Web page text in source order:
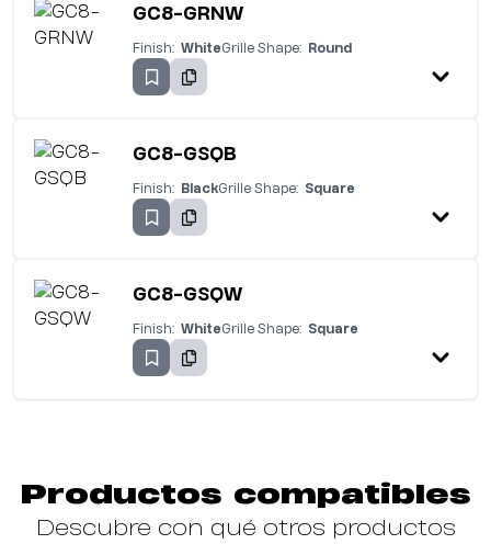
GC8-GRNW
Finish: WhiteGrille Shape: Round
GC8-GSQB
Finish: BlackGrille Shape: Square
GC8-GSQW
Finish: WhiteGrille Shape: Square
Productos compatibles
Descubre con qué otros productos